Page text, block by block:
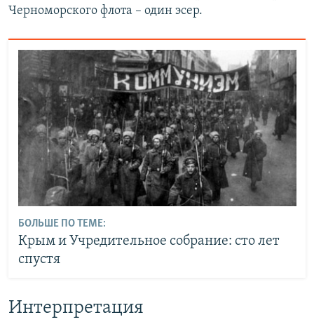
Черноморского флота – один эсер.
БОЛЬШЕ ПО ТЕМЕ:
Крым и Учредительное собрание: сто лет
спустя
Интерпретация